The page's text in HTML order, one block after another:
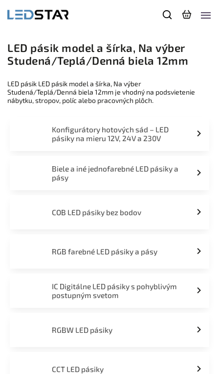
LED pásik model a šírka, Na výber
Studená/Teplá/Denná biela 12mm
LED pásik LED pásik model a šírka, Na výber
Studená/Teplá/Denná biela 12mm je vhodný na podsvietenie
nábytku, stropov, políc alebo pracovných plôch.
Konfigurátory hotových sád – LED
pásiky na mieru 12V, 24V a 230V
Biele a iné jednofarebné LED pásiky a
pásy
COB LED pásiky bez bodov
RGB farebné LED pásiky a pásy
IC Digitálne LED pásiky s pohyblivým
postupným svetom
RGBW LED pásiky
CCT LED pásiky